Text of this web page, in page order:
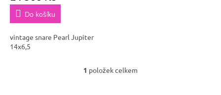
Do košíku
vintage snare Pearl Jupiter
14x6,5
O
1 položek celkem